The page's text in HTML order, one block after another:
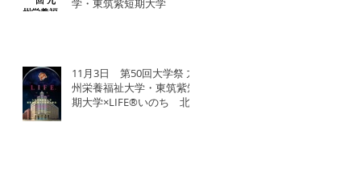
学・東筑紫短期大学
11月3日 第50回大学祭 九
州栄養福祉大学・東筑紫短
期大学×LIFE®︎いのち 北